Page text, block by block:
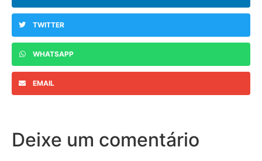
TWITTER
WHATSAPP
EMAIL
Deixe um comentário